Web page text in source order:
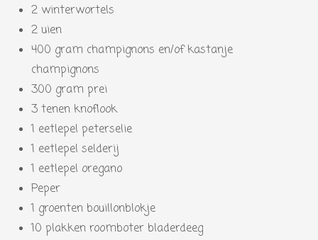
2 winterwortels
2 uien
400 gram champignons en/of kastanje
champignons
300 gram prei
3 tenen knoflook
1 eetlepel peterselie
1 eetlepel selderij
1 eetlepel oregano
Peper
1 groenten bouillonblokje
10 plakken roomboter bladerdeeg